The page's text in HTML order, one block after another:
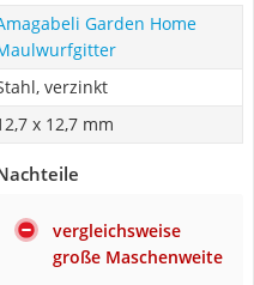
Garden Home
verzinkt
x 12,7 mm
vergleichsweise
große Maschenweite